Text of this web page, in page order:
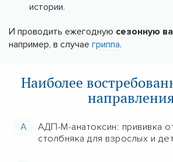
истории.
И проводить ежегодную сезонную
например, в случае гриппа.
Наиболее
А
АДП-М-анатоксин: прививка
столбняка для взрослых и